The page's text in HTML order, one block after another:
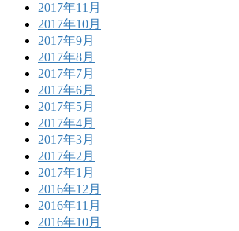
2017年11月
2017年10月
2017年9月
2017年8月
2017年7月
2017年6月
2017年5月
2017年4月
2017年3月
2017年2月
2017年1月
2016年12月
2016年11月
2016年10月